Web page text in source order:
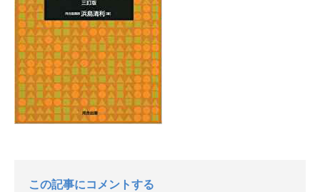
この記事にコメントする